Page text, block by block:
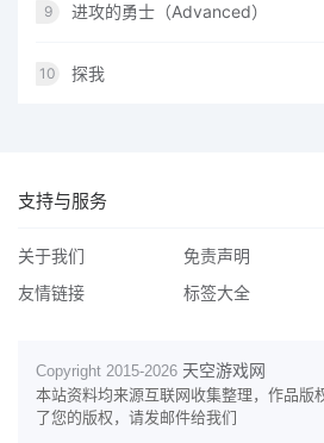
9 进攻的勇士（Advanced）
10 探我
支持与服务
关于我们 免责声明
友情链接
标签大全
Copyright 2015-2026 天空游戏网
本站资料均来源互联网收集整理，作品版
了您的版权，请发邮件给我们